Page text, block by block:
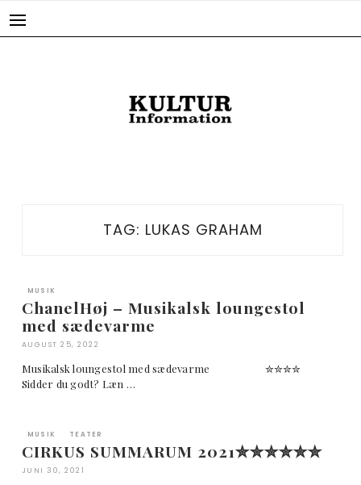
TAG: LUKAS GRAHAM
MUSIK
ChanelHøj – Musikalsk loungestol
med sædevarme
AUGUST 25, 2022
Musikalsk loungestol med sædevarme ✮✮✮✮
Sidder du godt? Læn …
MUSIK TEATER
CIRKUS SUMMARUM 2021✮✮✮✮✮✮
JUNI 30, 2021